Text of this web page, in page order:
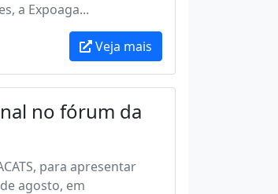
a Expoaga...
Veja mais
no fórum da
para apresentar
agosto, em